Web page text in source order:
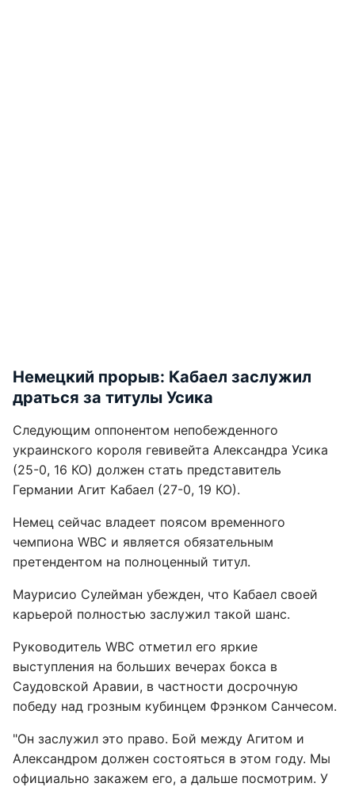
Немецкий прорыв: Кабаел заслужил
драться за титулы Усика
Следующим оппонентом непобежденного
украинского короля гевивейта Александра Усика
(25-0, 16 КО) должен стать представитель
Германии Агит Кабаел (27-0, 19 КО).
Немец сейчас владеет поясом временного
чемпиона WBC и является обязательным
претендентом на полноценный титул.
Маурисио Сулейман убежден, что Кабаел своей
карьерой полностью заслужил такой шанс.
Руководитель WBC отметил его яркие
выступления на больших вечерах бокса в
Саудовской Аравии, в частности досрочную
победу над грозным кубинцем Фрэнком Санчесом.
"Он заслужил это право. Бой между Агитом и
Александром должен состояться в этом году. Мы
официально закажем его, а дальше посмотрим. У